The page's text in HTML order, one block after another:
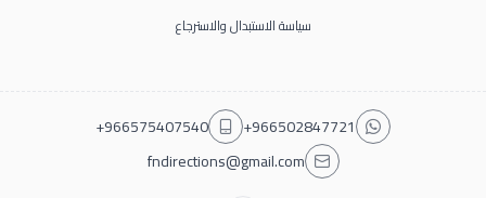
سياسة الاستبدال والاسترجاع
+966502847721
+966575407540
fndirections@gmail.com